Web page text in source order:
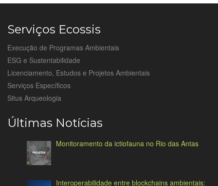
Serviços Ecossis
Execução de Programas Ambientais
ESG e Sustentabilidade
Licenciamento, Estudos e Projetos Ambientais
Serviços Específicos
Situs Arqueologia
Últimas Notícias
Monitoramento da ictiofauna no Rio das Antas
Interoperabilidade entre blockchains ambientais: